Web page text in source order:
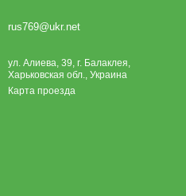
rus769@ukr.net
ул. Алиева, 39, г. Балаклея,
Харьковская обл., Украина
Карта проезда